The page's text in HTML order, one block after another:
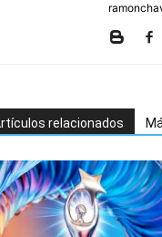
relacionados